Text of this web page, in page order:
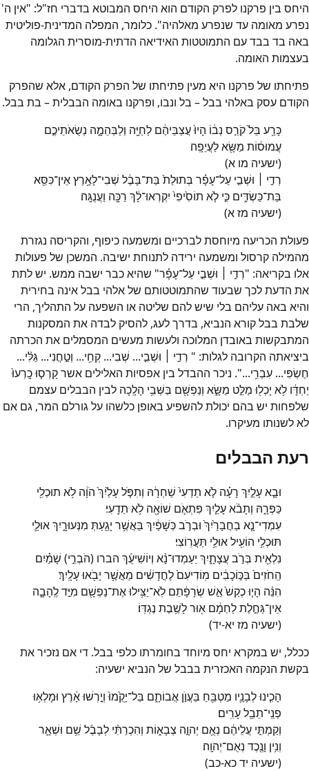
היחס בין פרקנו לפרק הקודם הוא היחס המבוטא בדברי חז"ל: "אין ה'
נפרע מאומה עד שנפרע מאלהיה". כלומר, המפלה המדינית-פוליטית
באה בד בבד עם התמוטטות האידיאה הדתית-מוסרית הגלומה
בעצמות האומה.
פתיחתו של פרקנו היא מעין פתיחתו של הפרק הקודם, אלא שהפרק
הקודם עסק באלהי בבל – בל ונבו, ופרקנו באומה הבבלית – בת בבל.
כָּרַ֥ע בֵּל֙ קֹרֵ֣ס נְב֔וֹ הָיוּ֙ עֲצַבֵּיהֶ֔ם לַחַיָּ֖ה וְלַבְּהֵמָ֑ה נְשֻׂאֹתֵיכֶ֣ם
עֲמוּס֔וֹת מַשָּׂ֖א לַעֲיֵפָֽה׃
(ישעיה מו א)
רְדִ֣י ׀ וּשְׁבִ֣י עַל־עָפָ֗ר בְּתוּלַת֙ בַּת־בָּבֶ֔ל שְׁבִי־לָאָ֥רֶץ אֵין־כִּסֵּ֖א
בַּת־כַּשְׂדִּ֑ים כִּ֣י לֹ֤א תוֹסִ֙יפִי֙ יִקְרְאוּ־לָ֔ךְ רַכָּ֖ה וַעֲנֻגָּֽה׃
(ישעיה מז א)
פעולת הכריעה מיוחסת לברכיים ומשמעה כיפוף, והקריסה נגזרת
מהמילה קרסול ומשמעה ירידה לתנוחת ישיבה. המשכן של פעולות
אלו בקריאה: "רְדִ֣י ׀ וּשְׁבִ֣י עַל־עָפָ֗ר" שהיא כבר ישבה ממש. יש לתת
את הדעת לכך שבעוד שהתמוטטותם של אלהי בבל אינה בחירית
והיא באה עליהם בלי שיש להם שליטה או השפעה על התהליך, הרי
שלבת בבל קורא הנביא, בדרך לעג, להסיק לבדה את המסקנות
המתבקשות באובדן המלוכה ולעשות מעשים המסמלים את הכרתה
ביציאתה הקרובה לגלות: " רְדִ֣י ׀ וּשְׁבִ֣י... שְׁבִי... קְחִ֥י... וְטַ֣חֲנִי... גַּלִּ֨י...
חֶשְׂפִּי... עִבְרִ֥י...". ניכר ההבדל בין אפסיות האלילים אשר קָרְס֤וּ כָֽרְעוּ֙
יַחְדָּ֔ו לֹ֥א יָכְל֖וּ מַלֵּ֣ט מַשָּׂ֑א וְנַפְשָׁ֖ם בַּשְּׁבִ֥י הָלָֽכָה לבין הבבלים עצמם
שלפחות יש בהם יכולת להשפיע באופן כלשהו על גורלם המר, גם אם
לא לשנותו מעיקרו.
רעת הבבלים
וּבָ֧א עָלַ֣יִךְ רָעָ֗ה לֹ֤א תֵדְעִי֙ שַׁחְרָ֔הּ וְתִפֹּ֤ל עָלַ֙יִךְ֙ הֹוָ֔ה לֹ֥א תוּכְלִ֖י
כַּפְּרָ֑הּ וְתָבֹ֨א עָלַ֧יִךְ פִּתְאֹ֛ם שׁוֹאָ֖ה לֹ֥א תֵדָֽעִי׃
עִמְדִי־נָ֤א בַחֲבָרַ֙יִךְ֙ וּבְרֹ֣ב כְּשָׁפַ֔יִךְ בַּאֲשֶׁ֥ר יָגַ֖עַתְּ מִנְּעוּרָ֑יִךְ אוּלַ֛י
תּוּכְלִ֥י הוֹעִ֖יל אוּלַ֥י תַּעֲרֽוֹצִי׃
נִלְאֵ֖ית בְּרֹ֣ב עֲצָתָ֑יִךְ יַעַמְדוּ־נָ֨א וְיוֹשִׁיעֻ֜ךְ הברו (הֹבְרֵ֣י) שָׁמַ֗יִם
הַֽחֹזִים֙ בַּכּ֣וֹכָבִ֔ים מֽוֹדִיעִם֙ לֶחֳדָשִׁ֔ים מֵאֲשֶׁ֥ר יָבֹ֖אוּ עָלָֽיִךְ׃
הִנֵּ֨ה הָי֤וּ כְקַשׁ֙ אֵ֣שׁ שְׂרָפָ֔תַם לֹֽא־יַצִּ֥ילוּ אֶת־נַפְשָׁ֖ם מִיַּ֣ד לֶֽהָבָ֑ה
אֵין־גַּחֶ֣לֶת לַחְמָ֔ם א֖וּר לָשֶׁ֥בֶת נֶגְדּֽוֹ׃
(ישעיה מז יא-יד)
ככלל, יש במקרא יחס מיוחד בחומרתו כלפי בבל. די אם נזכיר את
בקשת הנקמה האכזרית בבבל של הנביא ישעיה:
הָכִ֧ינוּ לְבָנָ֛יו מַטְבֵּ֖חַ בַּעֲוֺ֣ן אֲבוֹתָ֑ם בַּל־יָקֻ֙מוּ֙ וְיָ֣רְשׁוּ אָ֔רֶץ וּמָלְא֥וּ
פְנֵֽי־תֵבֵ֖ל עָרִֽים׃
וְקַמְתִּ֣י עֲלֵיהֶ֔ם נְאֻ֖ם יְהוָ֣ה צְבָא֑וֹת וְהִכְרַתִּ֨י לְבָבֶ֜ל שֵׁ֥ם וּשְׁאָ֛ר
וְנִ֥ין וָנֶ֖כֶד נְאֻם־יְהוָֽה׃
(ישעיה יד כא-כב)